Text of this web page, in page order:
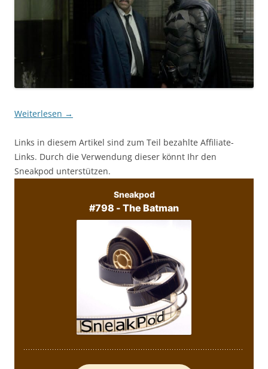
Weiterlesen →
Links in diesem Artikel sind zum Teil bezahlte Affiliate-
Links. Durch die Verwendung dieser könnt Ihr den
Sneakpod unterstützen.